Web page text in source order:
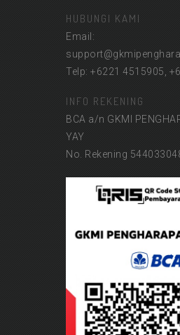
HUBUNGI KAMI
Email:
Telp: +6221 4515905,
INFO REKENING
BCA a/n GKMI
YAY
No. Rekening